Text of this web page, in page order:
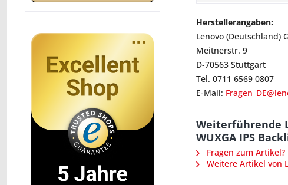
Herstellerangaben:
Lenovo (Deutschland)
Meitnerstr. 9
D-70563 Stuttgart
Tel. 0711 6569 0807
E-Mail:
Weiterführende
WUXGA IPS
Fragen zum Artikel?
Weitere Artikel von